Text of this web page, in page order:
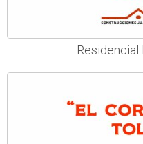
Residencial